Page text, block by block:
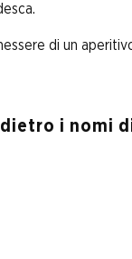
di un
i nomi